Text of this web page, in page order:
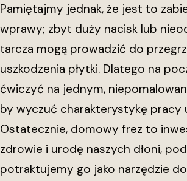
Pamiętajmy jednak, że jest to
wprawy; zbyt duży nacisk lub
tarcza mogą prowadzić do
uszkodzenia płytki. Dlatego na
ćwiczyć na jednym,
by wyczuć charakterystykę pracy
Ostatecznie, domowy frez to
zdrowie i urodę naszych dłoni,
potraktujemy go jako narzędzie